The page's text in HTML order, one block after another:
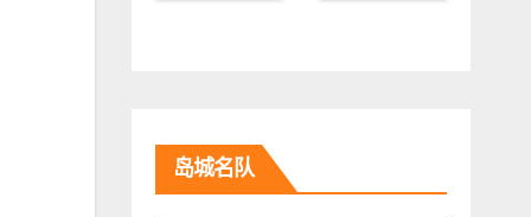
岛城名队